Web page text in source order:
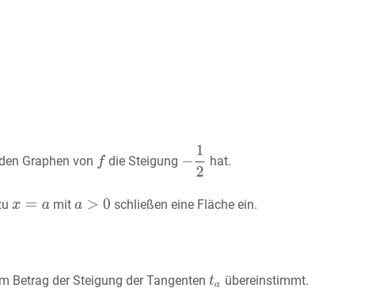
Graphen von die Steigung hat.
mit schließen eine Fläche ein.
Betrag der Steigung der Tangenten übereinstimmt.